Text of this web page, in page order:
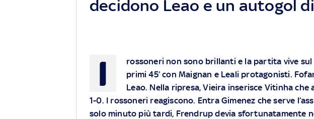
decidono Leao e un autogol
I
rossoneri non sono brillanti e la partita vive sul
primi 45’ con Maignan e Leali protagonisti.
Leao. Nella ripresa, Vieira inserisce Vitinha
1-0. I rossoneri reagiscono. Entra Gimenez che serve
solo minuto più tardi, Frendrup devia sfortunatamente